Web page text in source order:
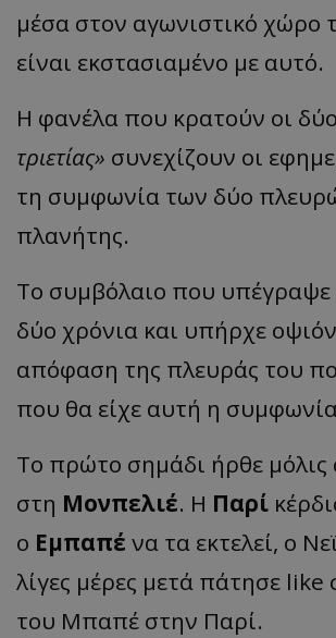
μέσα στον αγωνιστικό χώρο
είναι εκστασιαμένο με αυτό.
Η φανέλα που κρατούν οι
τριετίας» συνεχίζουν οι
τη συμφωνία των δύο
πλανήτης.
Το συμβόλαιο που υπέγραψε
δύο χρόνια και υπήρχε
απόφαση της πλευράς του
που θα είχε αυτή η
Το πρώτο σημάδι ήρθε
στη Μονπελιέ. Η Παρί
ο Εμπαπέ να τα εκτελεί, ο
λίγες μέρες μετά πάτησε
του Μπαπέ στην Παρί.